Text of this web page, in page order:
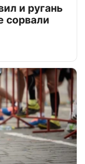
и ругань
сорвали